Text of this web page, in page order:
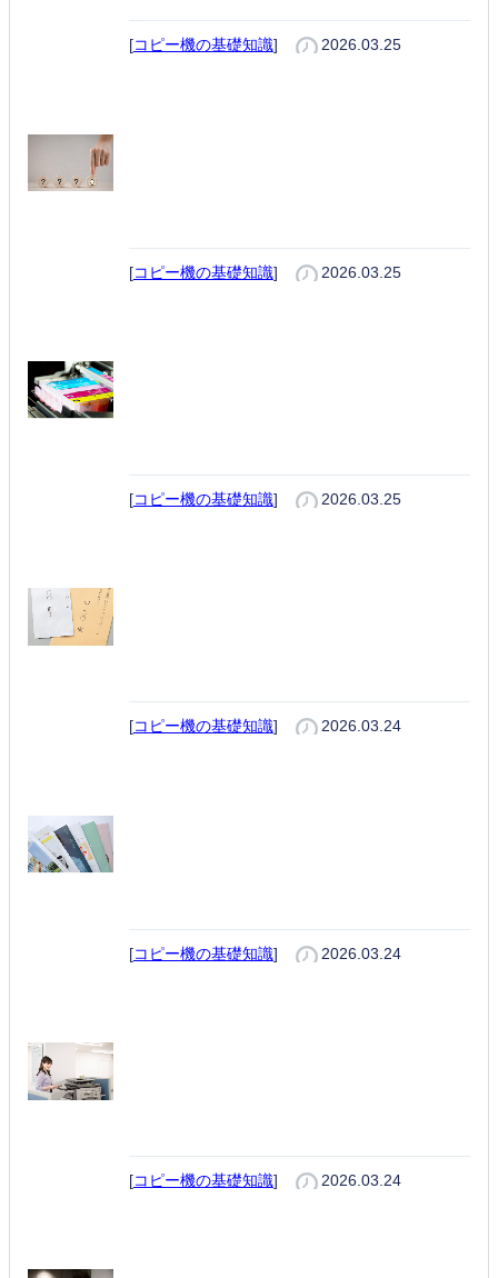
[コピー機の基礎知識] 2026.03.25
[コピー機の基礎知識] 2026.03.25
[コピー機の基礎知識] 2026.03.25
[コピー機の基礎知識] 2026.03.24
[コピー機の基礎知識] 2026.03.24
[コピー機の基礎知識] 2026.03.24